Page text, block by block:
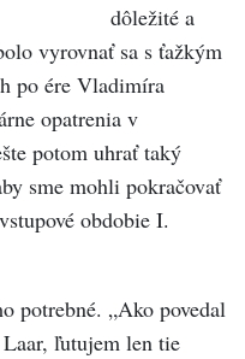
dôležité a
vyrovnať sa s ťažkým
po ére Vladimíra
opatrenia v
potom uhrať taký
sme mohli pokračovať
obdobie I.
potrebné. „Ako povedal
ľutujem len tie